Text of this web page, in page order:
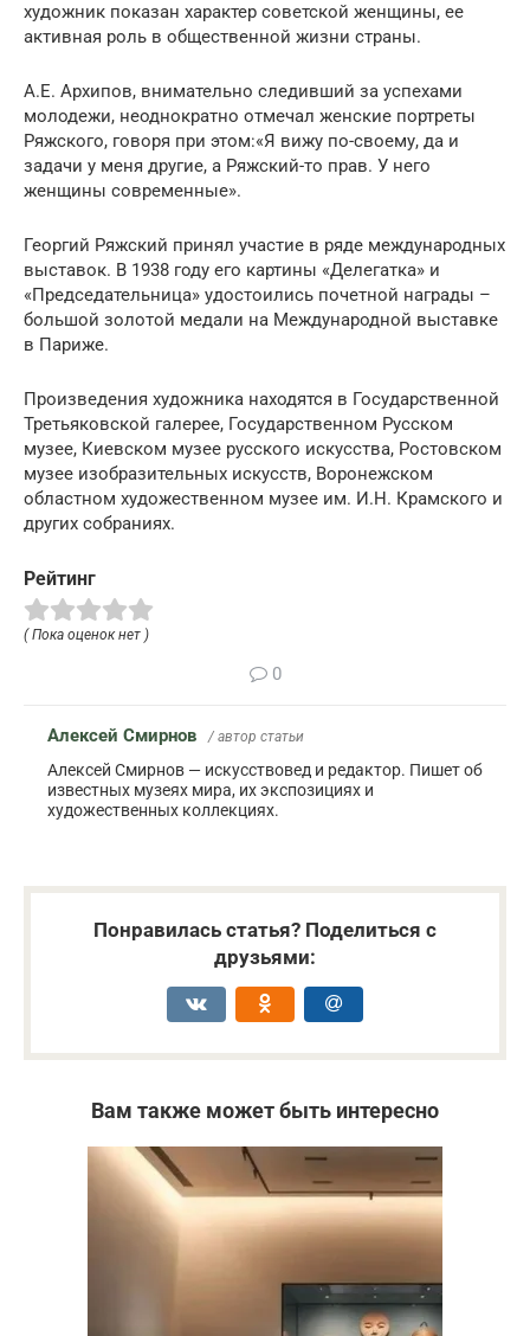
художник показан характер советской женщины, ее
активная роль в общественной жизни страны.
А.Е. Архипов, внимательно следивший за успехами
молодежи, неоднократно отмечал женские портреты
Ряжского, говоря при этом:«Я вижу по-своему, да и
задачи у меня другие, а Ряжский-то прав. У него
женщины современные».
Георгий Ряжский принял участие в ряде международных
выставок. В 1938 году его картины «Делегатка» и
«Председательница» удостоились почетной награды –
большой золотой медали на Международной выставке
в Париже.
Произведения художника находятся в Государственной
Третьяковской галерее, Государственном Русском
музее, Киевском музее русского искусства, Ростовском
музее изобразительных искусств, Воронежском
областном художественном музее им. И.Н. Крамского и
других собраниях.
Рейтинг
( Пока оценок нет )
0
Алексей Смирнов / автор статьи
Алексей Смирнов — искусствовед и редактор. Пишет об
известных музеях мира, их экспозициях и
художественных коллекциях.
Понравилась статья? Поделиться с
друзьями:
Вам также может быть интересно